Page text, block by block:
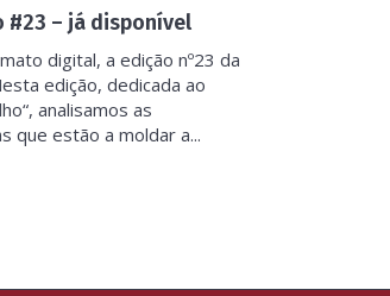
#23 – já disponível
digital, a edição nº23 da
edição, dedicada ao
analisamos as
que estão a moldar a...